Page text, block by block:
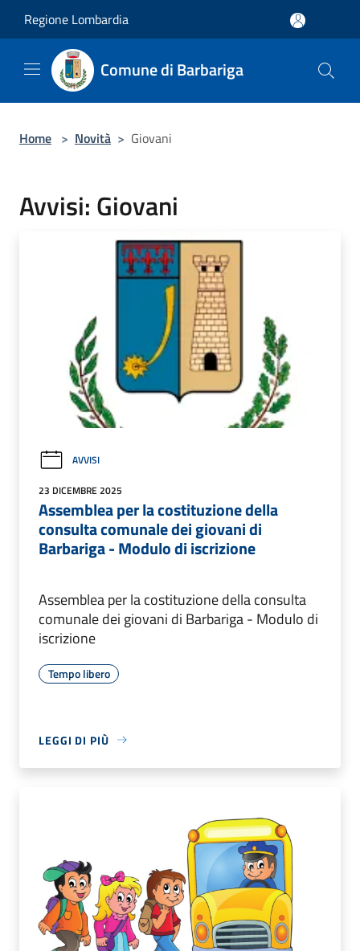
Regione Lombardia
Comune di Barbariga
Home > Novità > Giovani
Avvisi: Giovani
AVVISI
23 DICEMBRE 2025
Assemblea per la costituzione della
consulta comunale dei giovani di
Barbariga - Modulo di iscrizione
Assemblea per la costituzione della consulta
comunale dei giovani di Barbariga - Modulo di
iscrizione
Tempo libero
LEGGI DI PIÙ